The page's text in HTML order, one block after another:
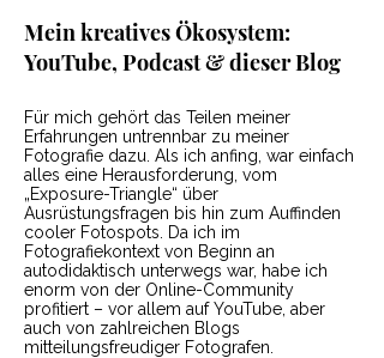
Mein kreatives Ökosystem:
YouTube, Podcast & dieser Blog
Für mich gehört das Teilen meiner
Erfahrungen untrennbar zu meiner
Fotografie dazu. Als ich anfing, war einfach
alles eine Herausforderung, vom
„Exposure-Triangle“ über
Ausrüstungsfragen bis hin zum Auffinden
cooler Fotospots. Da ich im
Fotografiekontext von Beginn an
autodidaktisch unterwegs war, habe ich
enorm von der Online-Community
profitiert – vor allem auf YouTube, aber
auch von zahlreichen Blogs
mitteilungsfreudiger Fotografen.